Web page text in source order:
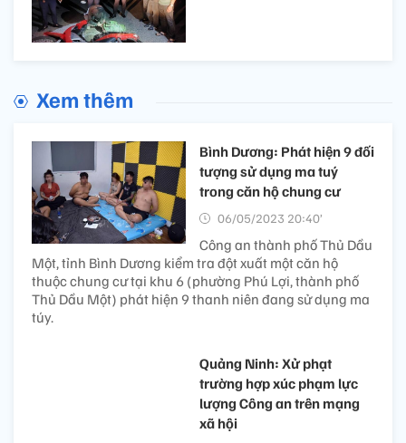
Xem thêm
Bình Dương: Phát hiện 9 đối
tượng sử dụng ma tuý
trong căn hộ chung cư
06/05/2023 20:40’
Công an thành phố Thủ Dầu
Một, tỉnh Bình Dương kiểm tra đột xuất một căn hộ
thuộc chung cư tại khu 6 (phường Phú Lợi, thành phố
Thủ Dầu Một) phát hiện 9 thanh niên đang sử dụng ma
túy.
Quảng Ninh: Xử phạt
trường hợp xúc phạm lực
lượng Công an trên mạng
xã hội